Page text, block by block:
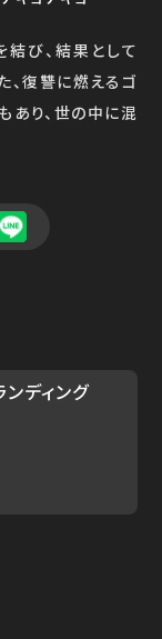
び、結果として
、復讐に燃えるゴ
あり、世の中に混
ンディング